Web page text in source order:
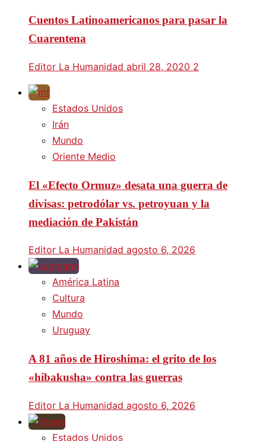
Cuentos Latinoamericanos para pasar la
Cuarentena
Editor La Humanidad abril 28, 2020 2
Estados Unidos
Irán
Mundo
Oriente Medio
El «Efecto Ormuz» desata una guerra de
divisas: petrodólar vs. petroyuan y la
mediación de Pakistán
Editor La Humanidad agosto 6, 2026
América Latina
Cultura
Mundo
Uruguay
A 81 años de Hiroshima: el grito de los
«hibakusha» contra las guerras
Editor La Humanidad agosto 6, 2026
Estados Unidos